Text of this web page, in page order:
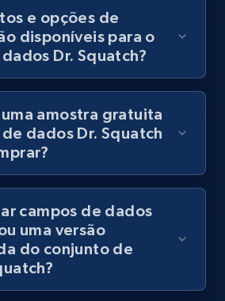
e opções de
disponíveis para o
Dr. Squatch?
amostra gratuita
dados Dr. Squatch
campos de dados
uma versão
do conjunto de